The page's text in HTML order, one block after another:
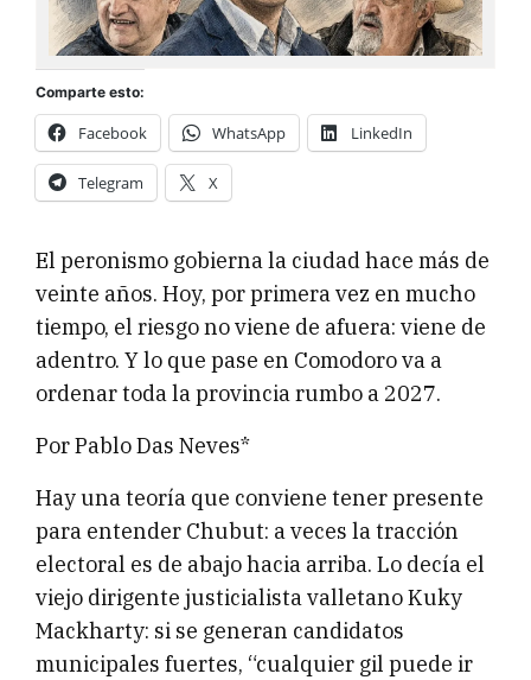
Comparte esto:
Facebook WhatsApp LinkedIn
Telegram X
El peronismo gobierna la ciudad hace más de
veinte años. Hoy, por primera vez en mucho
tiempo, el riesgo no viene de afuera: viene de
adentro. Y lo que pase en Comodoro va a
ordenar toda la provincia rumbo a 2027.
Por Pablo Das Neves*
Hay una teoría que conviene tener presente
para entender Chubut: a veces la tracción
electoral es de abajo hacia arriba. Lo decía el
viejo dirigente justicialista valletano Kuky
Mackharty: si se generan candidatos
municipales fuertes, “cualquier gil puede ir